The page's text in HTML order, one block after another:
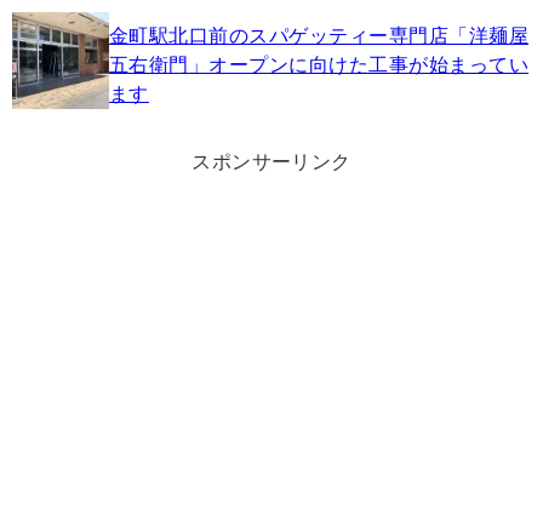
金町駅北口前のスパゲッティー専門店「洋麺屋
五右衛門」オープンに向けた工事が始まってい
ます
スポンサーリンク